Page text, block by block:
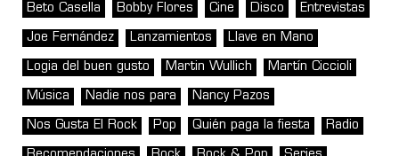
Beto Casella Bobby Flores Cine Disco Entrevistas
Joe Fernández Lanzamientos Llave en Mano
Logia del buen gusto Martin Wullich Martín Ciccioli
Música Nadie nos para Nancy Pazos
Nos Gusta El Rock Pop Quién paga la fiesta Radio